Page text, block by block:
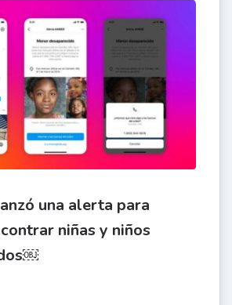
una alerta para
niñas y niños